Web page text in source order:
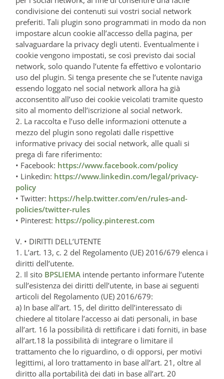
condivisione dei contenuti sui vostri social network
preferiti. Tali plugin sono programmati in modo da non
impostare alcun cookie all’accesso della pagina, per
salvaguardare la privacy degli utenti. Eventualmente i
cookie vengono impostati, se così previsto dai social
network, solo quando l’utente fa effettivo e volontario
uso del plugin. Si tenga presente che se l’utente naviga
essendo loggato nel social network allora ha già
acconsentito all’uso dei cookie veicolati tramite questo
sito al momento dell’iscrizione al social network.
2. La raccolta e l’uso delle informazioni ottenute a
mezzo del plugin sono regolati dalle rispettive
informative privacy dei social network, alle quali si
prega di fare riferimento:
• Facebook: https://www.facebook.com/policy
• Linkedin: https://www.linkedin.com/legal/privacy-
policy
• Twitter: https://help.twitter.com/en/rules-and-
policies/twitter-rules
• Pinterest: https://policy.pinterest.com
V. • DIRITTI DELL’UTENTE
1. L’art. 13, c. 2 del Regolamento (UE) 2016/679 elenca i
diritti dell’utente.
2. Il sito BPSLIEMA intende pertanto informare l’utente
sull’esistenza dei diritti dell’utente, in base ai seguenti
articoli del Regolamento (UE) 2016/679:
a) In base all’art. 15, del diritto dell’interessato di
chiedere al titolare l’accesso ai dati personali, in base
all’art. 16 la possibilità di rettificare i dati forniti, in base
all’art.18 la possibilità di integrare o limitare il
trattamento che lo riguardino, o di opporsi, per motivi
legittimi, al loro trattamento in base all’art. 21, oltre al
diritto alla portabilità dei dati in base all’art. 20